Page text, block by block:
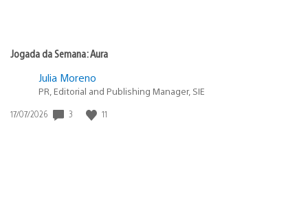
Jogada da Semana: Aura
Julia Moreno
PR, Editorial and Publishing Manager, SIE
Data
17/07/2026 3 11